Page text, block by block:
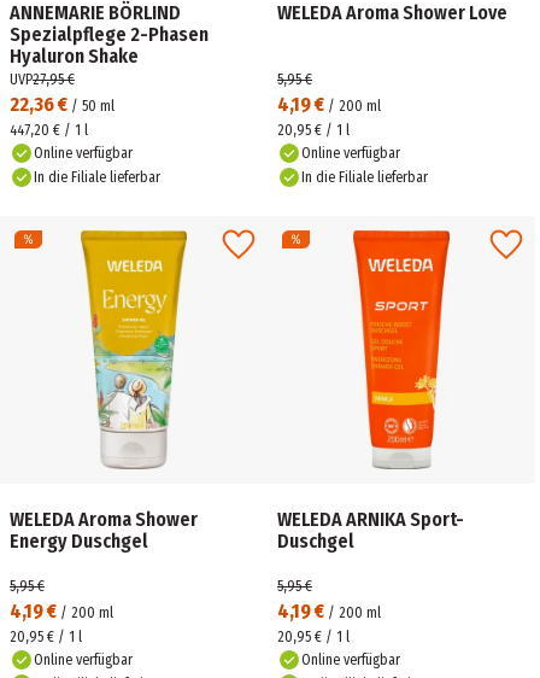
ANNEMARIE BÖRLIND
Spezialpflege 2-Phasen
Hyaluron Shake
22,36 € / 50 ml
UVP27,95 €
447,20 € / 1 l
Online verfügbar
In die Filiale lieferbar
WELEDA Aroma Shower Love
4,19 € / 200 ml
5,95 €
20,95 € / 1 l
Online verfügbar
In die Filiale lieferbar
WELEDA Aroma Shower
Energy Duschgel
4,19 € / 200 ml
5,95 €
20,95 € / 1 l
Online verfügbar
WELEDA ARNIKA Sport-
Duschgel
4,19 € / 200 ml
5,95 €
20,95 € / 1 l
Online verfügbar